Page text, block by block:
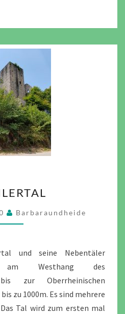
Barbaraundheide
und seine Nebentäler
am Westhang des
bis zur Oberrheinischen
zu 1000m. Es sind mehrere
Tal wird zum ersten mal